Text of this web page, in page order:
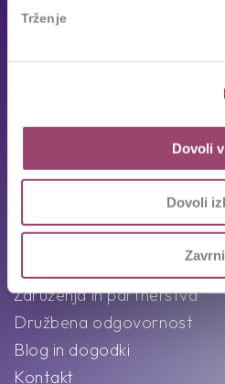
Trženje
Dovoli
Dovoli
Zavrni
Priporočila kandidatov
Pogosta vprašanja
Ekipa
Intervju s Competovci
O nas
Poslanstvo, vizija in vrednote
Združenja in partnerstva
Družbena odgovornost
Blog in dogodki
Kontakt